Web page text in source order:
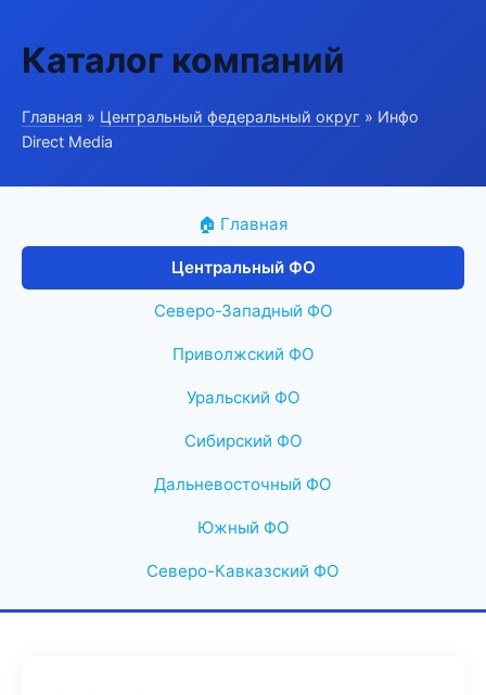
Каталог компаний
Главная » Центральный федеральный округ » Инфо
Direct Media
🏠 Главная
Центральный ФО
Северо-Западный ФО
Приволжский ФО
Уральский ФО
Сибирский ФО
Дальневосточный ФО
Южный ФО
Северо-Кавказский ФО